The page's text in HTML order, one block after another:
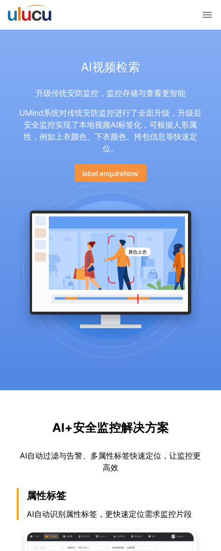
AI视频检索
升级传统安防监控，监控存储与查看更智能
UMind系统对传统安防监控进行了全面升级，升级后
安全监控实现了本地视频AI标签化，可根据人形属
性，例如上衣颜色、下衣颜色、挎包信息等快速定
位。
label.enquireNow
AI+安全监控解决方案
AI自动过滤与告警、多属性标签快速定位，让监控更
高效
属性标签
AI自动识别属性标签，更快速定位需求监控片段